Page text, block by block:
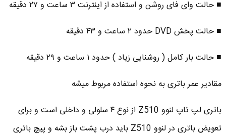
■ حالت وای فای روشن و استفاده از اینترنت ۳ ساعت و ۲۷ دقیقه
■ حالت پخش DVD حدود ۲ ساعت و ۴۳ دقیقه
■ حالت بار کامل ( روشنایی زیاد ) حدود ۱ ساعت و ۲۹ دقیقه
مقادیر عمر باتری به نحوه استفاده مربوط میشه
باتری لپ تاپ لنوو Z510 از نوع ۴ سلولی و داخلی است و برای
تعویض باتری در لنوو Z510 باید درب پشت باز بشه و پیچ باتری